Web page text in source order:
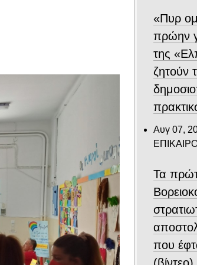
«Πυρ
πρώην
της
ζητούν
Αυγ 07,
Τα
που
(βίντεο)